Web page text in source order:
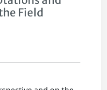
Field